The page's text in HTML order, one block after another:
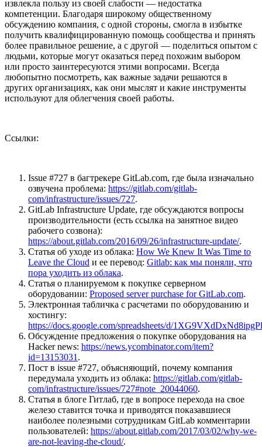
извлекла пользу из своей слабости — недостатка
компетенции. Благодаря широкому общественному
обсуждению компания, с одной стороны, смогла в избытке
получить квалифицированную помощь сообщества и принять
более правильное решение, а с другой — поделиться опытом с
людьми, которые могут оказаться перед похожим выбором
или просто заинтересуются этими вопросами. Всегда
любопытно посмотреть, как важные задачи решаются в
других организациях, как они мыслят и какие инструменты
используют для облегчения своей работы.
Ссылки:
Issue #727 в багтрекере GitLab.com, где была изначально
озвучена проблема: https://gitlab.com/gitlab-
com/infrastructure/issues/727.
GitLab Infrastructure Update, где обсуждаются вопросы
производительности (есть ссылка на занятное видео
рабочего созвона):
https://about.gitlab.com/2016/09/26/infrastructure-update/.
Статья об уходе из облака: How We Knew It Was Time to
Leave the Cloud и ее перевод: Gitlab: как мы поняли, что
пора уходить из облака.
Статья о планируемом к покупке серверном
оборудовании: Proposed server purchase for GitLab.com.
Электронная табличка с расчетами по оборудованию и
хостингу:
https://docs.google.com/spreadsheets/d/
Обсуждение предложения о покупке оборудования на
Hacker news: https://news.ycombinator.com/item?
id=13153031 .
Пост в issue #727, объясняющий, почему компания
передумала уходить из облака: https://gitlab.com/gitlab-
com/infrastructure/issues/727#note_20044060.
Статья в блоге Гитлаб, где в вопросе перехода на свое
железо ставится точка и приводятся показавшиеся
наиболее полезными сотрудникам GitLab комментарии
пользователей: https://about.gitlab.com/2017/03/02/why-we-
are-not-leaving-the-cloud/.